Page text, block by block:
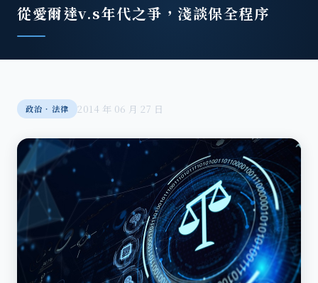
從愛爾達v.s年代之爭，淺談保全程序
政治‧法律 2014 年 06 月 27 日